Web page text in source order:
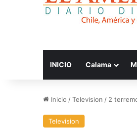
INICIO Calama
Inicio /Television / 2
Television